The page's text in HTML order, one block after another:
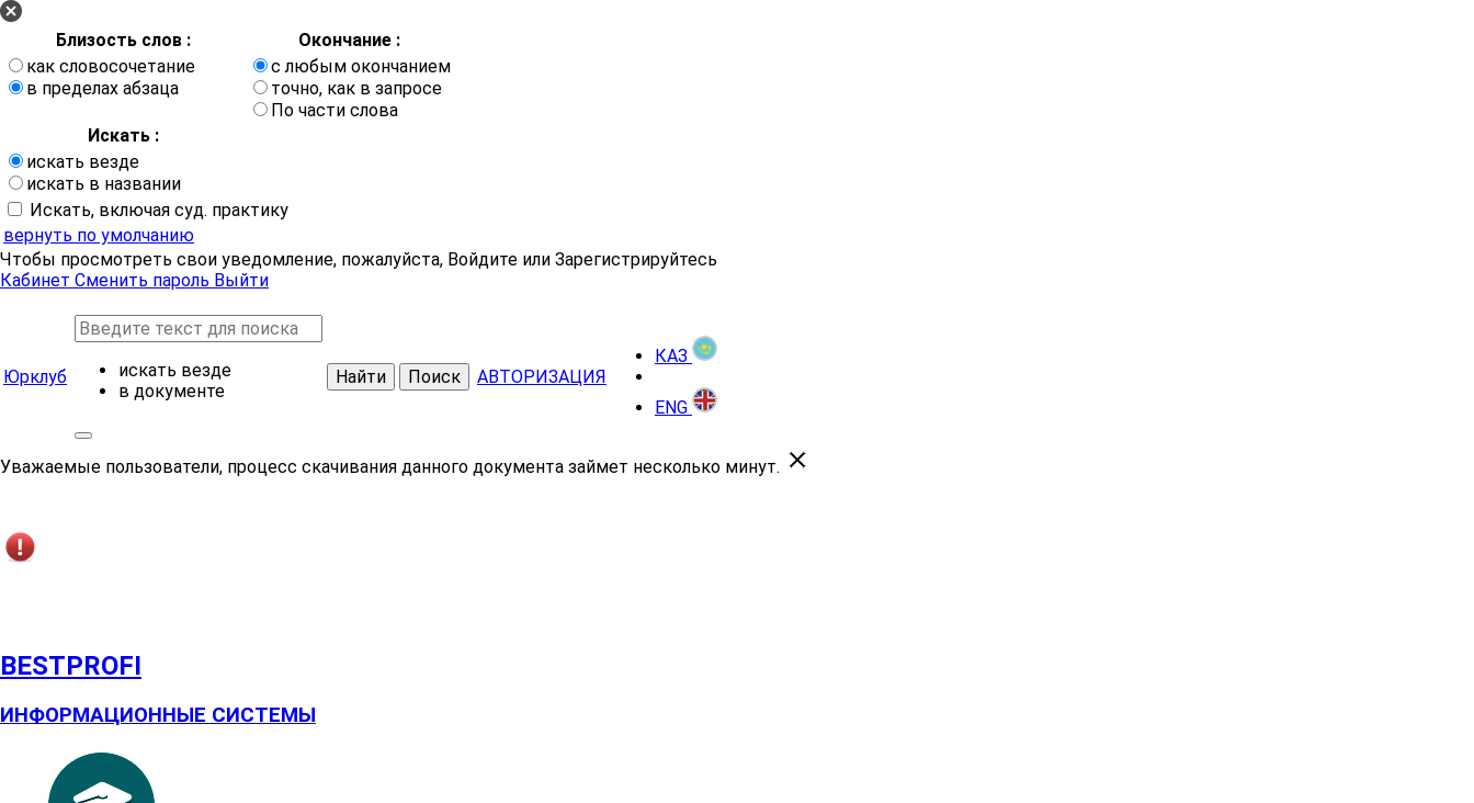
Близость слов :
Окончание :
как словосочетание
в пределах абзаца
с любым окончанием
точно, как в запросе
По части слова
Искать :
искать везде
искать в названии
Искать, включая суд. практику
вернуть по умолчанию
Чтобы просмотреть свои уведомление, пожалуйста, Войдите или Зарегистрируйтесь
Кабинет Сменить пароль Выйти
Юрклуб
искать везде
в документе
Найти Поиск АВТОРИЗАЦИЯ
КАЗ
ENG
Уважаемые пользователи, процесс скачивания данного документа займет несколько минут.
BESTPROFI
ИНФОРМАЦИОННЫЕ СИСТЕМЫ